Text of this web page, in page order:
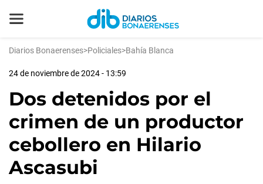
Diarios Bonaerenses>Policiales>Bahía Blanca
24 de noviembre de 2024 - 13:59
Dos detenidos por el
crimen de un productor
cebollero en Hilario
Ascasubi